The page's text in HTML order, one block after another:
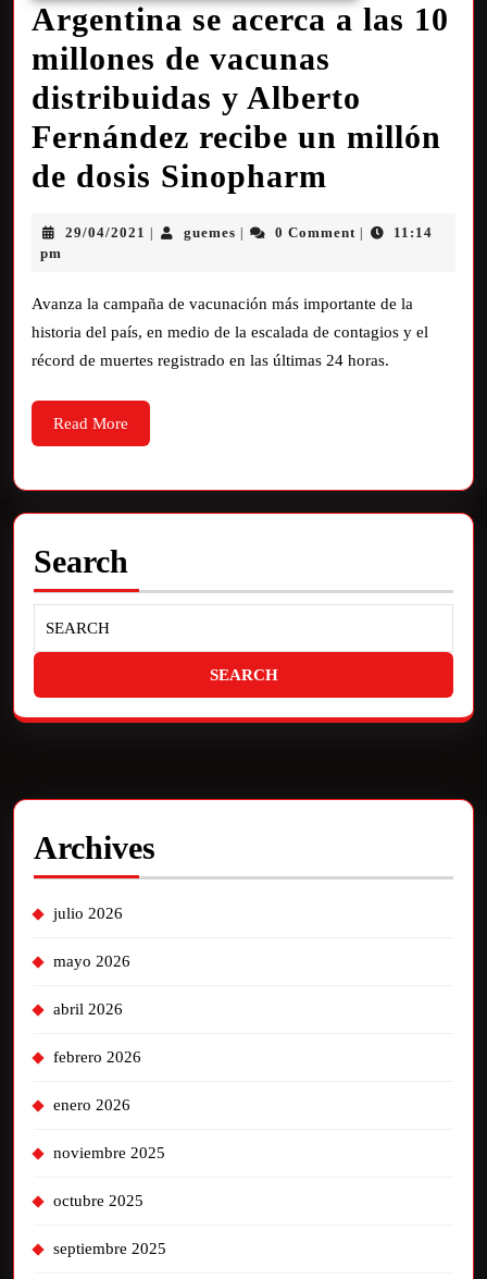
Argentina se acerca a las 10
millones de vacunas
distribuidas y Alberto
Fernández recibe un millón
de dosis Sinopharm
29/04/2021 guemes 0 Comment
11:14
pm
Avanza la campaña de vacunación más importante de la
historia del país, en medio de la escalada de contagios y el
récord de muertes registrado en las últimas 24 horas.
Read More
Search
Archives
julio 2026
mayo 2026
abril 2026
febrero 2026
enero 2026
noviembre 2025
octubre 2025
septiembre 2025